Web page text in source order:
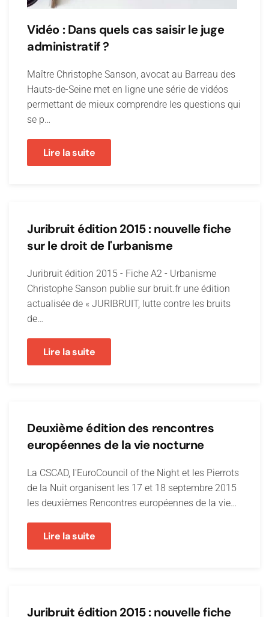
Vidéo : Dans quels cas saisir le juge
administratif ?
Maître Christophe Sanson, avocat au Barreau des
Hauts-de-Seine met en ligne une série de vidéos
permettant de mieux comprendre les questions qui
se p…
Lire la suite
Juribruit édition 2015 : nouvelle fiche
sur le droit de l'urbanisme
Juribruit édition 2015 - Fiche A2 - Urbanisme
Christophe Sanson publie sur bruit.fr une édition
actualisée de « JURIBRUIT, lutte contre les bruits
de…
Lire la suite
Deuxième édition des rencontres
européennes de la vie nocturne
La CSCAD, l'EuroCouncil of the Night et les Pierrots
de la Nuit organisent les 17 et 18 septembre 2015
les deuxièmes Rencontres européennes de la vie…
Lire la suite
Juribruit édition 2015 : nouvelle fiche